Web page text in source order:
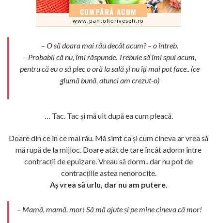
– O să doara mai rău decât acum? – o întreb.
– Probabil că nu, îmi răspunde. Trebuie să îmi spui acum,
pentru că eu o să plec o oră la sală și nu îți mai pot face.. (ce
glumă bună, atunci am crezut-o)
… Tac. Tac și mă uit după ea cum pleacă.
Doare din ce în ce mai rău. Mă simt ca și cum cineva ar vrea să
mă rupă de la mijloc. Doare atât de tare încât adorm între
contracții de epuizare. Vreau să dorm.. dar nu pot de
contracțiile astea nenorocite.
Aș vrea să urlu, dar nu am putere.
– Mamă, mamă, mor! Să mă ajute și pe mine cineva că mor!